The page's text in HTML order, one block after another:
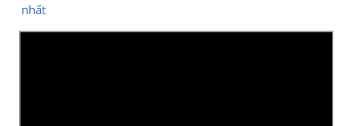
nhất